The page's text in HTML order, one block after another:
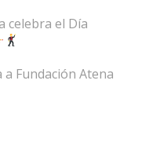
celebra el Día
Fundación Atena